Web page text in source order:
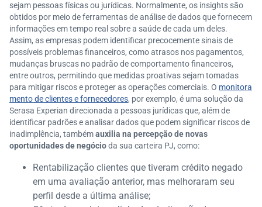
sejam pessoas físicas ou jurídicas. Normalmente, os insights são
obtidos por meio de ferramentas de análise de dados que fornecem
informações em tempo real sobre a saúde de cada um deles.
Assim, as empresas podem identificar precocemente sinais de
possíveis problemas financeiros, como atrasos nos pagamentos,
mudanças bruscas no padrão de comportamento financeiros,
entre outros, permitindo que medidas proativas sejam tomadas
para mitigar riscos e proteger as operações comerciais. O monitora
mento de clientes e fornecedores, por exemplo, é uma solução da
Serasa Experian direcionada a pessoas jurídicas que, além de
identificar padrões e analisar dados que podem significar riscos de
inadimplência, tambémauxilia na percepção de novas
oportunidades de negócioda sua carteira PJ, como:
Rentabilização clientes que tiveram crédito negado
em uma avaliação anterior, mas melhoraram seu
perfil desde a última análise;